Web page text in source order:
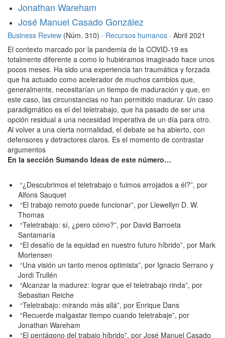
Jonathan Wareham
José Manuel Casado González
Business Review (Núm. 310) · Recursos humanos · Abril 2021
El contexto marcado por la pandemia de la COVID-19 es
totalmente diferente a como lo hubiéramos imaginado hace unos
pocos meses. Ha sido una experiencia tan traumática y forzada
que ha actuado como acelerador de muchos cambios que,
generalmente, necesitarían un tiempo de maduración y que, en
este caso, las circunstancias no han permitido madurar. Un caso
paradigmático es el del teletrabajo, que ha pasado de ser una
opción residual a una necesidad imperativa de un día para otro.
Al volver a una cierta normalidad, el debate se ha abierto, con
defensores y detractores claros. Es el momento de contrastar
argumentos
En la sección Sumando Ideas de este número…
“¿Descubrimos el teletrabajo o fuimos arrojados a él?”, por
Alfons Sauquet
“El trabajo remoto puede funcionar”, por Llewellyn D. W.
Thomas
“Teletrabajo: sí, ¿pero cómo?”, por David Barroeta
Santamaría
“El desafío de la equidad en nuestro futuro híbrido”, por Mark
Mortensen
“Una visión un tanto menos optimista”, por Ignacio Serrano y
Jordi Trullén
“Alcanzar la madurez: lograr que el teletrabajo rinda”, por
Sebastian Reiche
“Teletrabajo: mirando más allá”, por Enrique Dans
“Recuerde malgastar tiempo cuando teletrabaje”, por
Jonathan Wareham
“El pentágono del trabajo híbrido”, por José Manuel Casado